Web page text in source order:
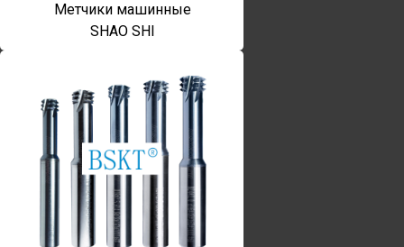
Метчики машинные
SHAO SHI